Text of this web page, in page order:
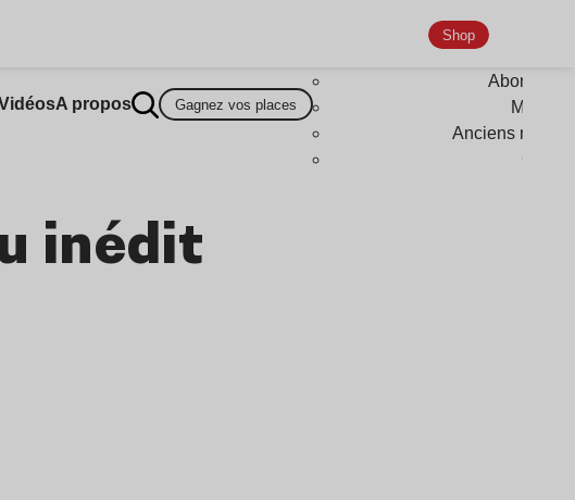
A propos Gagnez vos places
Shop
Anciens
inédit